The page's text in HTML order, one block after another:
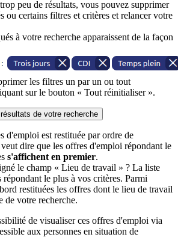
peu de résultats, vous pouvez supprimer
ou certains filtres et critères et relancer votre
à votre recherche apparaissent de la façon
les filtres un par un ou tout
sur le bouton « Tout réinitialiser ».
de votre recherche
d'emploi est restituée par ordre de
dire que les offres d'emploi répondant le
s'affichent en premier.
le champ « Lieu de travail » ? La liste
répondant le plus à vos critères. Parmi
restituées les offres dont le lieu de travail
de votre recherche.
de visualiser ces offres d'emploi via
aux personnes en situation de